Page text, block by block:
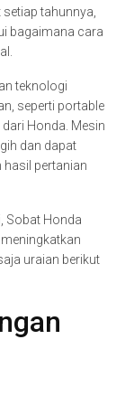
tahunnya,
bagaimana cara
teknologi
seperti portable
Honda. Mesin
dan dapat
hasil pertanian
Sobat Honda
uraian berikut